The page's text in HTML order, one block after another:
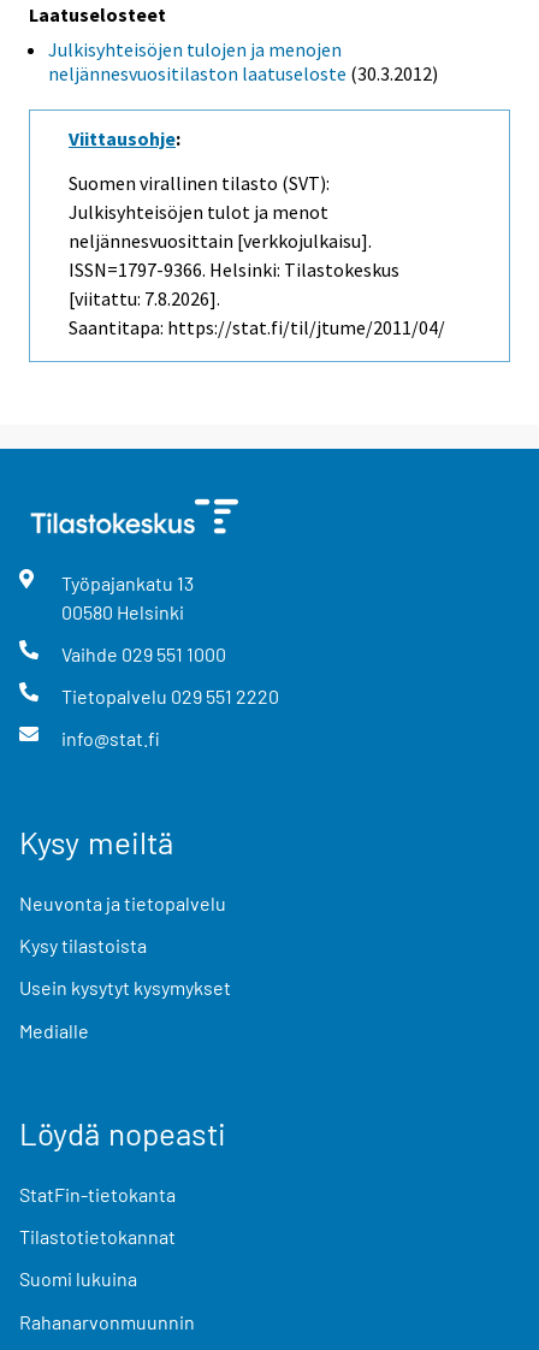
Laatuselosteet
Julkisyhteisöjen tulojen ja menojen
neljännesvuositilaston laatuseloste (30.3.2012)
Viittausohje:
Suomen virallinen tilasto (SVT):
Julkisyhteisöjen tulot ja menot
neljännesvuosittain [verkkojulkaisu].
ISSN=1797-9366. Helsinki: Tilastokeskus
[viitattu: 7.8.2026].
Saantitapa: https://stat.fi/til/jtume/2011/04/
Työpajankatu 13
00580 Helsinki
Vaihde 029 551 1000
Tietopalvelu 029 551 2220
info@stat.fi
Kysy meiltä
Neuvonta ja tietopalvelu
Kysy tilastoista
Usein kysytyt kysymykset
Medialle
Löydä nopeasti
StatFin-tietokanta
Tilastotietokannat
Suomi lukuina
Rahanarvonmuunnin